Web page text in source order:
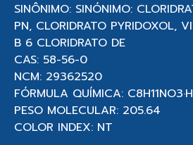
SINÔNIMO: SINÓNIMO:
PN, CLORIDRATO PYRIDOXOL,
B 6 CLORIDRATO DE
CAS: 58-56-0
NCM: 29362520
FÓRMULA QUÍMICA:
PESO MOLECULAR: 205.64
COLOR INDEX: NT